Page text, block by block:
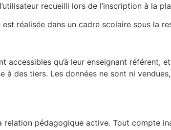
recueilli lors de l’inscription à la
réalisée dans un cadre scolaire sous la
accessibles qu’à leur enseignant référent,
à des tiers. Les données ne sont ni
relation pédagogique active. Tout compte